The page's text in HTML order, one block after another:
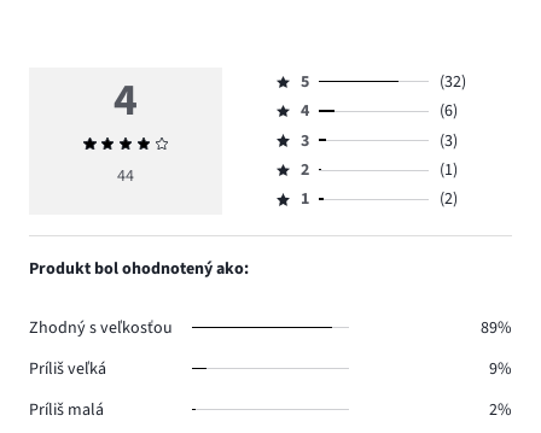
4
Priemerné
hodnotenie
44
Hodnotenie
5,
počet
hlasov
32.
5
(32)
Hodnotenie
4,
počet
hlasov
4
(6)
Hodnotenie
3,
počet
3
(3)
Hodnotenie
2,
2
(1)
Hodnotenie
1,
1 (2)
Produkt bol ohodnotený ako:
Zhodný s veľkosťou
89%
Príliš veľká
9%
Príliš malá
2%